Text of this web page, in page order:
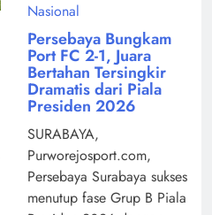
Nasional
Persebaya Bungkam
Port FC 2-1, Juara
Bertahan Tersingkir
Dramatis dari Piala
Presiden 2026
SURABAYA,
Purworejosport.com,
Persebaya Surabaya sukses
menutup fase Grup B Piala